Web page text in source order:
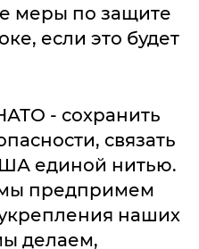
меры по защите
если это будет
- сохранить
связать
единой нитью.
мы предпримем
наших
делаем,